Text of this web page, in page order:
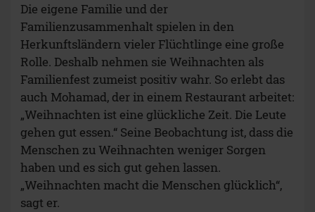
Die eigene Familie und der
Familienzusammenhalt spielen in den
Herkunftsländern vieler Flüchtlinge eine große
Rolle. Deshalb nehmen sie Weihnachten als
Familienfest zumeist positiv wahr. So erlebt das
auch Mohamad, der in einem Restaurant arbeitet:
„Weihnachten ist eine glückliche Zeit. Die Leute
gehen gut essen.“ Seine Beobachtung ist, dass die
Menschen zu Weihnachten weniger Sorgen
haben und es sich gut gehen lassen.
„Weihnachten macht die Menschen glücklich“,
sagt er.